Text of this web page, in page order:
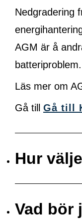
Nedgradering
AGM är å
batteriproblem.
Läs mer om
Gå till Gå till
Hur
Vad bör